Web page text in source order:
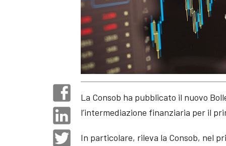
La Consob ha pubblicato il nuovo
l’intermediazione finanziaria per il
In particolare, rileva la Consob, nel